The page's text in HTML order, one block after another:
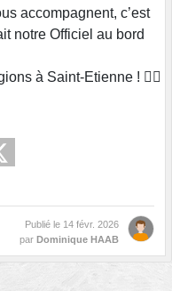
accompagnent, c’est
notre Officiel au bord
à Saint-Etienne ! 🏊‍♂️
Publié le 14 févr. 2026
par Dominique HAAB